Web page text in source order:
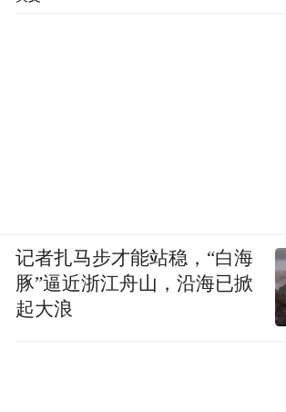
记者扎马步才能站稳，“白海
豚”逼近浙江舟山，沿海已掀
起大浪